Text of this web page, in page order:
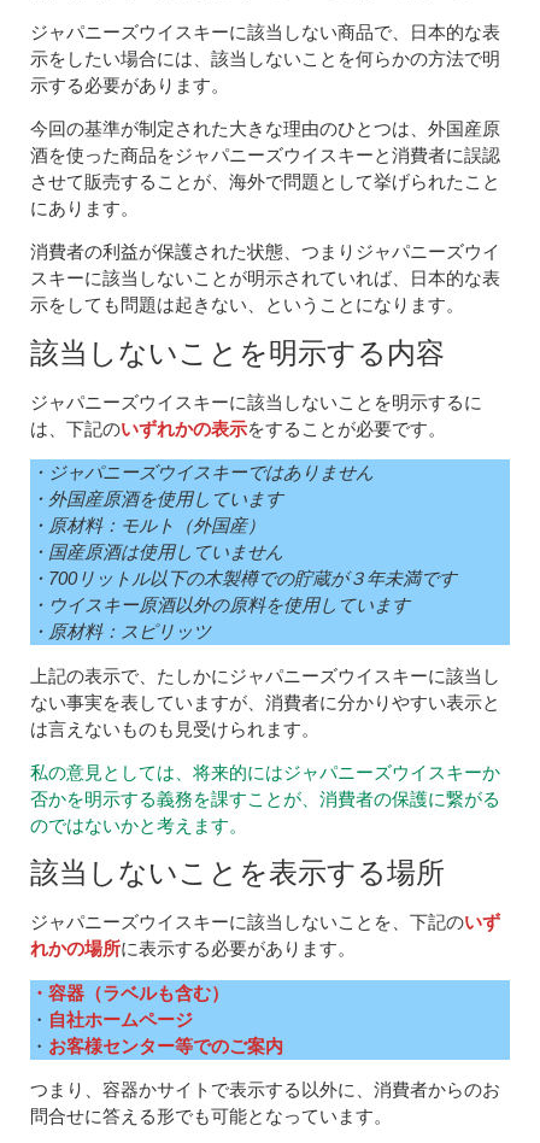
ジャパニーズウイスキーに該当しない商品で、日本的な表
示をしたい場合には、該当しないことを何らかの方法で明
示する必要があります。
今回の基準が制定された大きな理由のひとつは、外国産原
酒を使った商品をジャパニーズウイスキーと消費者に誤認
させて販売することが、海外で問題として挙げられたこと
にあります。
消費者の利益が保護された状態、つまりジャパニーズウイ
スキーに該当しないことが明示されていれば、日本的な表
示をしても問題は起きない、ということになります。
該当しないことを明示する内容
ジャパニーズウイスキーに該当しないことを明示するに
は、下記のいずれかの表示をすることが必要です。
・ジャパニーズウイスキーではありません
・外国産原酒を使用しています
・原材料：モルト（外国産）
・国産原酒は使用していません
・700リットル以下の木製樽での貯蔵が３年未満です
・ウイスキー原酒以外の原料を使用しています
・原材料：スピリッツ
上記の表示で、たしかにジャパニーズウイスキーに該当し
ない事実を表していますが、消費者に分かりやすい表示と
は言えないものも見受けられます。
私の意見としては、将来的にはジャパニーズウイスキーか
否かを明示する義務を課すことが、消費者の保護に繋がる
のではないかと考えます。
該当しないことを表示する場所
ジャパニーズウイスキーに該当しないことを、下記のいず
れかの場所に表示する必要があります。
・容器（ラベルも含む）
・ 自社ホームページ
・ お客様センター等でのご案内
つまり、容器かサイトで表示する以外に、消費者からのお
問合せに答える形でも可能となっています。